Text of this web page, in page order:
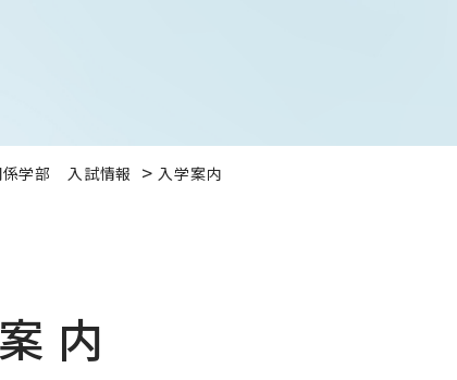
係学部 入試情報 入学案内
内